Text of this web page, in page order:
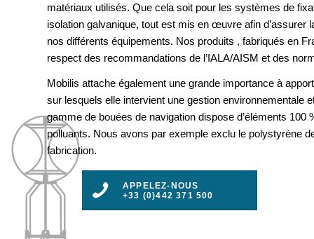
matériaux utilisés. Que cela soit pour les systèmes de
isolation galvanique, tout est mis en œuvre afin d’assurer
nos différents équipements. Nos produits , fabriqués en
respect des recommandations de l’IALA/AISM et des
Mobilis attache également une grande importance à
sur lesquels elle intervient une gestion environnementale
gamme de bouées de navigation dispose d’éléments 100
polluants. Nous avons par exemple exclu le polystyrène
fabrication.
APPELEZ-NOUS
+33 (0)442 371 500